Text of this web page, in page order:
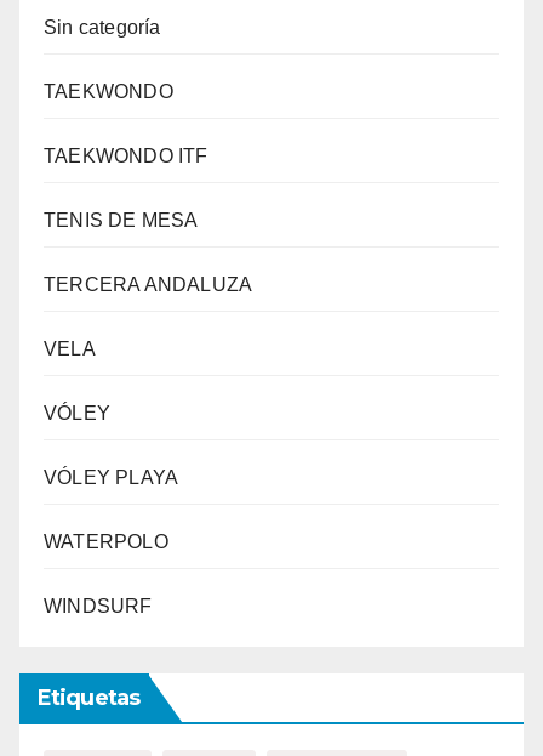
Sin categoría
TAEKWONDO
TAEKWONDO ITF
TENIS DE MESA
TERCERA ANDALUZA
VELA
VÓLEY
VÓLEY PLAYA
WATERPOLO
WINDSURF
Etiquetas